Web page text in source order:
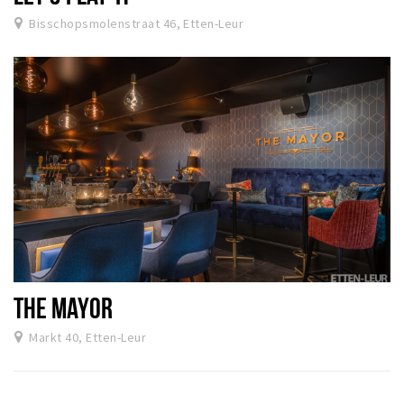
Bisschopsmolenstraat 46, Etten-Leur
THE MAYOR
Markt 40, Etten-Leur